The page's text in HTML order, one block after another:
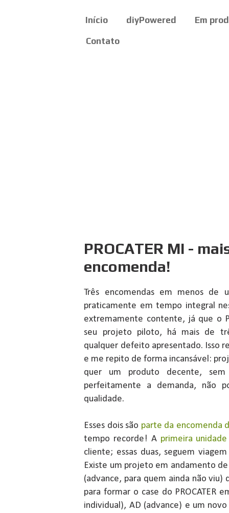
Início diyPowered Em
Contato
PROCATER MI -
encomenda!
Três encomendas em menos de
praticamente em tempo integral
extremamente contente, já que o
seu projeto piloto, há mais de
qualquer defeito apresentado. Isso
e me repito de forma incansável:
quer um produto decente,
perfeitamente a demanda, não
qualidade.
Esses dois são parte da encomenda
tempo recorde! A primeira
cliente; essas duas, seguem
Existe um projeto em andamento de
(advance, para quem ainda não
para formar o case do PROCATER
individual), AD (advance) e um